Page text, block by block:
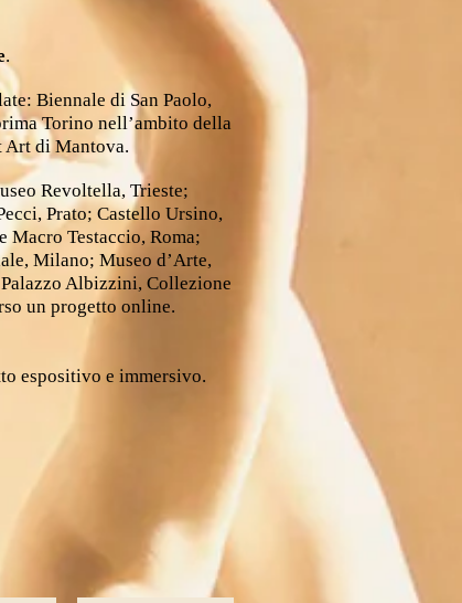
.
Biennale di San Paolo,
Torino nell’ambito della
Art di Mantova.
Revoltella, Trieste;
Prato; Castello Ursino,
Macro Testaccio, Roma;
Milano; Museo d’Arte,
Albizzini, Collezione
un progetto online.
espositivo e immersivo.